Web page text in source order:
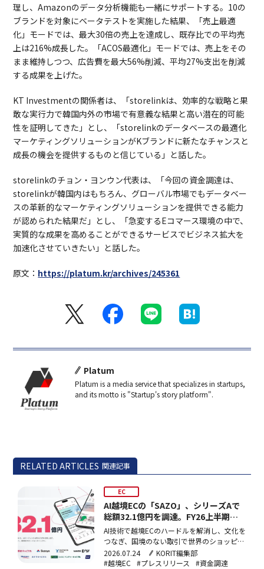
理し、Amazonのデータ分析機能も一緒にサポートする。10の
ブランドを対象にベータテストを実施した結果、「売上最適
化」モードでは、最大30倍の売上を達成し、既存比での平均売
上は216%成長した。「ACOS最適化」モードでは、売上をその
まま維持しつつ、広告費を最大56%削減、平均27%支出を削減
する成果を上げた。
KT Investmentの関係者は、「storelinkは、効率的な戦略と果
敢な実行力で韓国内外の市場で有意義な結果と高い潜在的可能
性を証明してきた」とし、「storelinkのデータベースの最適化
マーケティングソリューションがKブランドに新たなチャンスと
成長の機会を提供するものと信じている」と話した。
storelinkのチョン・ヨンウン代表は、「今回の資金調達は、
storelinkが韓国内はもちろん、グローバル市場でもデータベー
スの革新的なマーケティングソリューションを提供できる能力
が認められた結果だ」とし、「急変するEコマース環境の中で、
実質的な成果を高めることができるサービスでビジネス拡大を
加速化させていきたい」と話した。
原文： https://platum.kr/archives/245361
Platum
Platum is a media service that specializes in startups,
and its motto is "Startup's story platform".
RELATED ARTICLES 関連記事
EC
AI越境ECの「SAZO」、シリーズAで
総額32.1億円を調達。FY26上半期で
月間取引額約7倍に成長
AI技術で越境ECのハードルを解消し、文化を
つなぎ、国境のない取引で世界のショッピン
グのあり方を変える株式会社SAZO（本社：
名古屋市昭和区、代表取締役：ギルマロ、以
2026.07.24
KORIT編集部
#越境EC #プレスリリース #資金調達